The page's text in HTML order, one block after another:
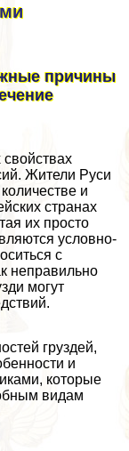
причины
Жители Руси
и
странах
их просто
условно-
с
неправильно
могут
груздей,
и
которые
видам